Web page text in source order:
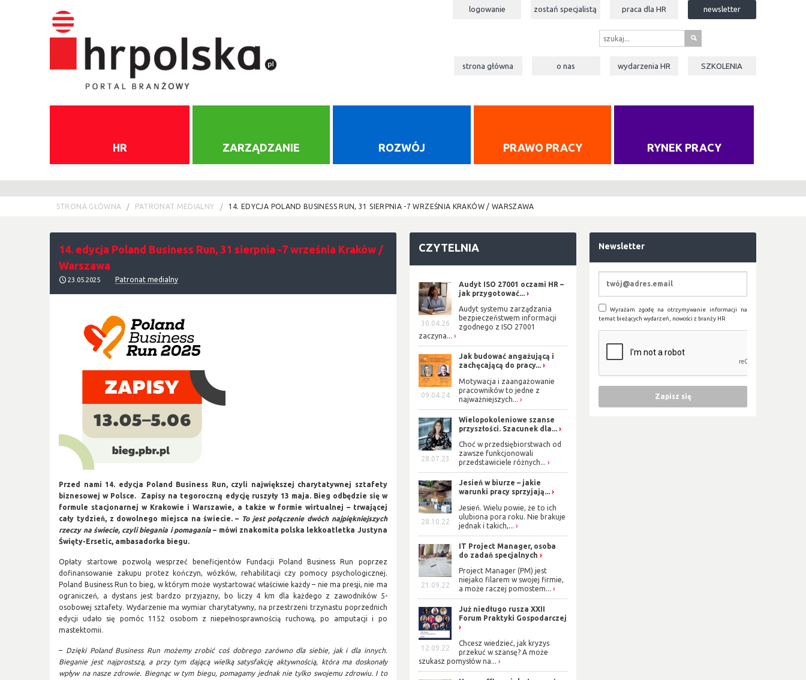
logowanie zostań specjalistą praca dla HR newsletter
s
strona główna o nas wydarzenia HR SZKOLENIA
HR ZARZĄDZANIE ROZWÓJ PRAWO PRACY RYNEK PRACY
STRONA GŁÓWNA PATRONAT MEDIALNY 14. EDYCJA POLAND BUSINESS RUN, 31 SIERPNIA -7 WRZEŚNIA KRAKÓW / WARSZAWA
14. edycja Poland Business Run, 31 sierpnia -7 września Kraków /
Warszawa
23.05.2025 Patronat medialny
Przed nami 14. edycja Poland Business Run, czyli największej charytatywnej sztafety
biznesowej w Polsce. Zapisy na tegoroczną edycję ruszyły 13 maja. Bieg odbędzie się w
formule stacjonarnej w Krakowie i Warszawie, a także w formie wirtualnej – trwającej
cały tydzień, z dowolnego miejsca na świecie. – To jest połączenie dwóch najpiękniejszych
rzeczy na świecie, czyli biegania i pomagania – mówi znakomita polska lekkoatletka Justyna
Święty-Ersetic, ambasadorka biegu.
Opłaty startowe pozwolą wesprzeć beneficjentów Fundacji Poland Business Run poprzez
dofinansowanie zakupu protez kończyn, wózków, rehabilitacji czy pomocy psychologicznej.
Poland Business Run to bieg, w którym może wystartować właściwie każdy – nie ma presji, nie ma
ograniczeń, a dystans jest bardzo przyjazny, bo liczy 4 km dla każdego z zawodników 5-
osobowej sztafety. Wydarzenie ma wymiar charytatywny, na przestrzeni trzynastu poprzednich
edycji udało się pomóc 1152 osobom z niepełnosprawnością ruchową, po amputacji i po
mastektomii.
– Dzięki Poland Business Run możemy zrobić coś dobrego zarówno dla siebie, jak i dla innych.
Bieganie jest najprostszą, a przy tym dającą wielką satysfakcję aktywnością, która ma doskonały
wpływ na nasze zdrowie. Biegnąc w tym biegu, pomagamy jednak nie tylko swojemu zdrowiu. I to
CZYTELNIA
30.04.26
Audyt ISO 27001 oczami HR –
jak przygotować...
Audyt systemu zarządzania
bezpieczeństwem informacji
zgodnego z ISO 27001
zaczyna...
09.04.24
Jak budować angażującą i
zachęcającą do pracy...
Motywacja i zaangażowanie
pracowników to jedne z
najważniejszych...
28.07.23
Wielopokoleniowe szanse
przyszłości. Szacunek dla...
Choć w przedsiębiorstwach od
zawsze funkcjonowali
przedstawiciele różnych...
28.10.22
Jesień w biurze – jakie
warunki pracy sprzyjają...
Jesień. Wielu powie, że to ich
ulubiona pora roku. Nie brakuje
jednak i takich,...
21.09.22
IT Project Manager, osoba
do zadań specjalnych
Project Manager (PM) jest
niejako filarem w swojej firmie,
a może raczej pomostem...
12.09.22
Już niedługo rusza XXII
Forum Praktyki Gospodarczej
Chcesz wiedzieć, jak kryzys
przekuć w szansę? A może
szukasz pomysłów na...
Newsletter
Wyrażam zgodę na otrzymywanie informacji na
temat bieżących wydarzeń, nowości z branży HR